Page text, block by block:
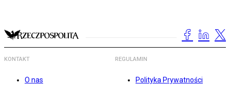
KONTAKT
O nas
REGULAMIN
Polityka Prywatności